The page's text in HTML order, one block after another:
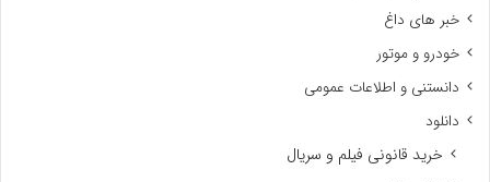
خبر های داغ
خودرو و موتور
دانستنی و اطلاعات عمومی
دانلود
خرید قانونی فیلم و سریال